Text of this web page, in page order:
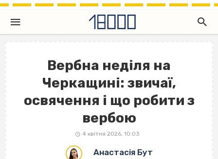
Вербна неділя на
Черкащині: звичаї,
освячення і що робити з
вербою
4 квітня 2026, 10:03
Анастасія Бут